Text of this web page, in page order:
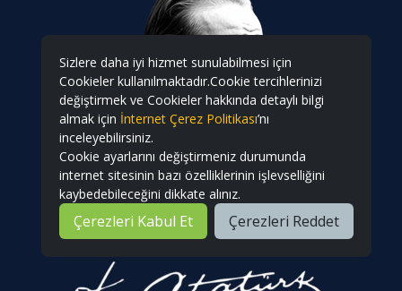
Sizlere daha iyi hizmet sunulabilmesi için
Cookieler kullanılmaktadır.Cookie tercihlerinizi
değiştirmek ve Cookieler hakkında detaylı bilgi
almak için İnternet Çerez Politikası’nı
inceleyebilirsiniz.
Cookie ayarlarını değiştirmeniz durumunda
internet sitesinin bazı özelliklerinin işlevselliğini
kaybedebileceğini dikkate alınız.
Çerezleri Kabul Et Çerezleri Reddet